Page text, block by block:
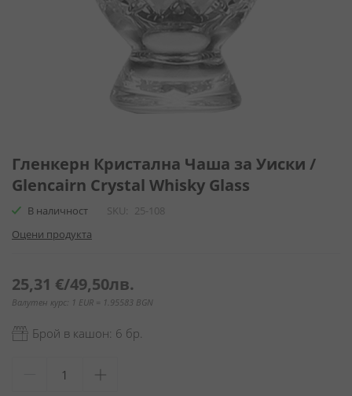
към
началото
на
галерия
снимки
Гленкерн Кристална Чаша за Уиски /
Glencairn Crystal Whisky Glass
В наличност SKU
25-108
Оцени продукта
25,31 €/49,50лв.
Валутен курс: 1 EUR = 1.95583 BGN
Брой в кашон: 6 бр.